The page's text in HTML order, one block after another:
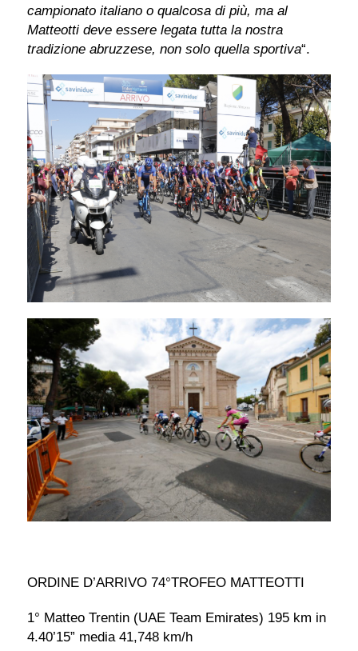
campionato italiano o qualcosa di più, ma al
Matteotti deve essere legata tutta la nostra
tradizione abruzzese, non solo quella sportiva“.
ORDINE D’ARRIVO 74°TROFEO MATTEOTTI
1° Matteo Trentin (UAE Team Emirates) 195 km in
4.40’15” media 41,748 km/h